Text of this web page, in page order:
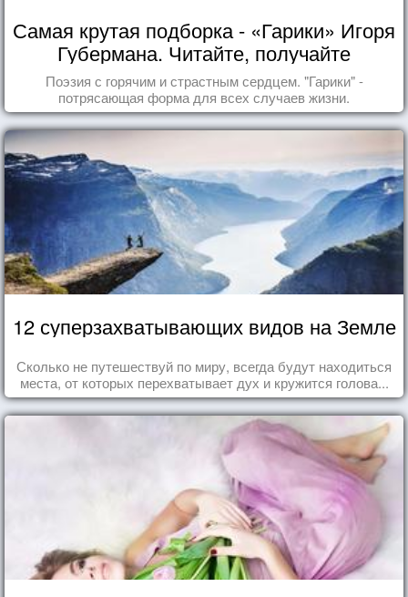
Самая крутая подборка - «Гарики» Игоря
Губермана. Читайте, получайте
удовольствие!
Поэзия с горячим и страстным сердцем. "Гарики" -
потрясающая форма для всех случаев жизни.
12 суперзахватывающих видов на Земле
Сколько не путешествуй по миру, всегда будут находиться
места, от которых перехватывает дух и кружится голова...